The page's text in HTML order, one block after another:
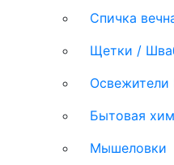
Спичка
Щетки /
Освежители
Бытовая
Мышеловки